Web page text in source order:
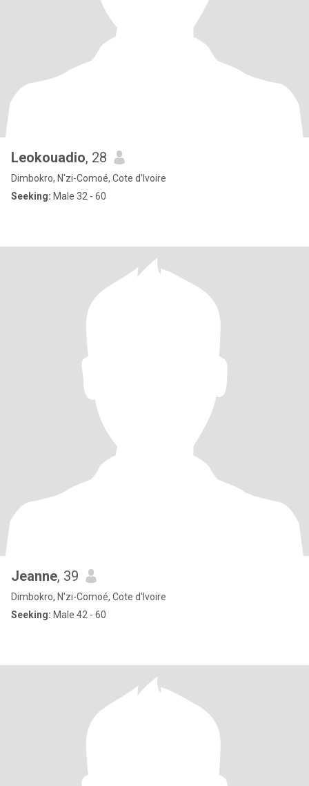
Leokouadio, 28
Dimbokro, N'zi-Comoé, Cote d'Ivoire
Seeking: Male 32 - 60
Jeanne, 39
Dimbokro, N'zi-Comoé, Cote d'Ivoire
Seeking: Male 42 - 60